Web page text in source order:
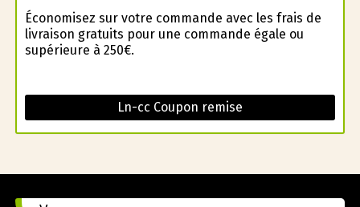
Économisez sur votre commande avec les frais de
livraison gratuits pour une commande égale ou
supérieure à 250€.
Ln-cc Coupon remise